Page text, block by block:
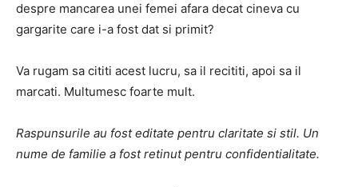
despre mancarea unei femei afara decat cineva cu
gargarite care i-a fost dat si primit?
Va rugam sa cititi acest lucru, sa il recititi, apoi sa il
marcati. Multumesc foarte mult.
Raspunsurile au fost editate pentru claritate si stil. Un
nume de familie a fost retinut pentru confidentialitate.